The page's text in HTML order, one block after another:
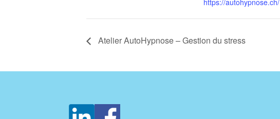
Atelier AutoHypnose – Gestion du stress